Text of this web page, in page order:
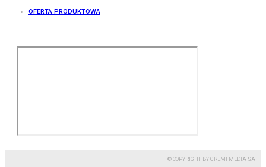
OFERTA PRODUKTOWA
© COPYRIGHT BY GREMI MEDIA SA